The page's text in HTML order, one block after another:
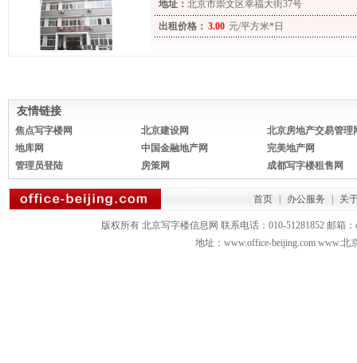
地址： 北京市崇文区幸福大街37号
出租价格： 3.00 元/平方米*日
友情链接
焦点写字楼网 北京建设网
北京房地产交易管理
地库网
中国金融地产网
完美地产网
管理员登陆
房策网 成都写字楼租售网
首页 办公服务 关
版权所有 北京写字楼信息网 联系电话：010-51281852 邮箱：
地址：www.office-beijing.com www.